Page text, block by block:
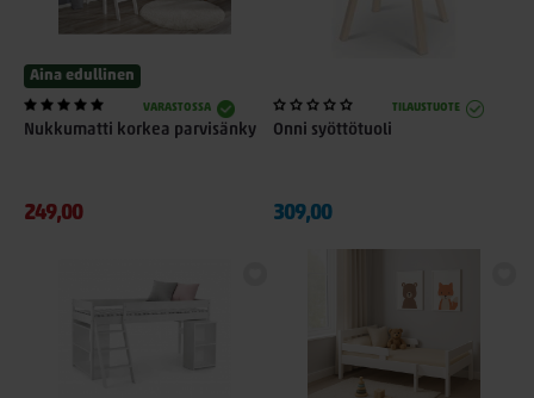
Aina edullinen
VARASTOSSA
Nukkumatti korkea parvisänky
249,00
TILAUSTUOTE
Onni syöttötuoli
309,00